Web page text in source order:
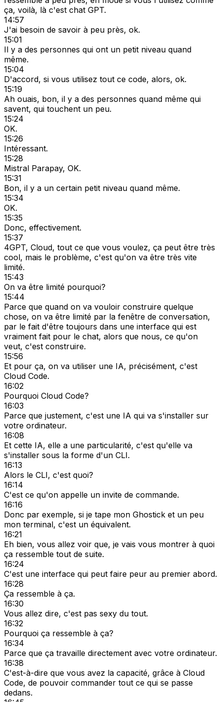
ça, voilà, là c'est chat GPT.
14:57
J'ai besoin de savoir à peu près, ok.
15:01
Il y a des personnes qui ont un petit niveau quand
même.
15:04
D'accord, si vous utilisez tout ce code, alors, ok.
15:19
Ah ouais, bon, il y a des personnes quand même qui
savent, qui touchent un peu.
15:24
OK.
15:26
Intéressant.
15:28
Mistral Parapay, OK.
15:31
Bon, il y a un certain petit niveau quand même.
15:34
OK.
15:35
Donc, effectivement.
15:37
4GPT, Cloud, tout ce que vous voulez, ça peut être très
cool, mais le problème, c'est qu'on va être très vite
limité.
15:43
On va être limité pourquoi?
15:44
Parce que quand on va vouloir construire quelque
chose, on va être limité par la fenêtre de conversation,
par le fait d'être toujours dans une interface qui est
vraiment fait pour le chat, alors que nous, ce qu'on
veut, c'est construire.
15:56
Et pour ça, on va utiliser une IA, précisément, c'est
Cloud Code.
16:02
Pourquoi Cloud Code?
16:03
Parce que justement, c'est une IA qui va s'installer sur
votre ordinateur.
16:08
Et cette IA, elle a une particularité, c'est qu'elle va
s'installer sous la forme d'un CLI.
16:13
Alors le CLI, c'est quoi?
16:14
C'est ce qu'on appelle un invite de commande.
16:16
Donc par exemple, si je tape mon Ghostick et un peu
mon terminal, c'est un équivalent.
16:21
Eh bien, vous allez voir que, je vais vous montrer à quoi
ça ressemble tout de suite.
16:24
C'est une interface qui peut faire peur au premier abord.
16:28
Ça ressemble à ça.
16:30
Vous allez dire, c'est pas sexy du tout.
16:32
Pourquoi ça ressemble à ça?
16:34
Parce que ça travaille directement avec votre ordinateur.
16:38
C'est-à-dire que vous avez la capacité, grâce à Cloud
Code, de pouvoir commander tout ce qui se passe
dedans.